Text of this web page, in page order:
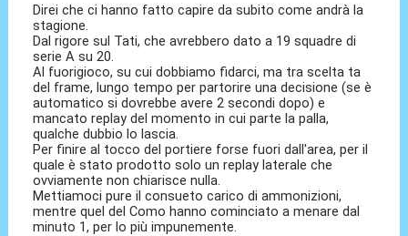
Direi che ci hanno fatto capire da subito come andrà la
stagione.
Dal rigore sul Tati, che avrebbero dato a 19 squadre di
serie A su 20.
Al fuorigioco, su cui dobbiamo fidarci, ma tra scelta ta
del frame, lungo tempo per partorire una decisione (se è
automatico si dovrebbe avere 2 secondi dopo) e
mancato replay del momento in cui parte la palla,
qualche dubbio lo lascia.
Per finire al tocco del portiere forse fuori dall'area, per il
quale è stato prodotto solo un replay laterale che
ovviamente non chiarisce nulla.
Mettiamoci pure il consueto carico di ammonizioni,
mentre quel del Como hanno cominciato a menare dal
minuto 1, per lo più impunemente.